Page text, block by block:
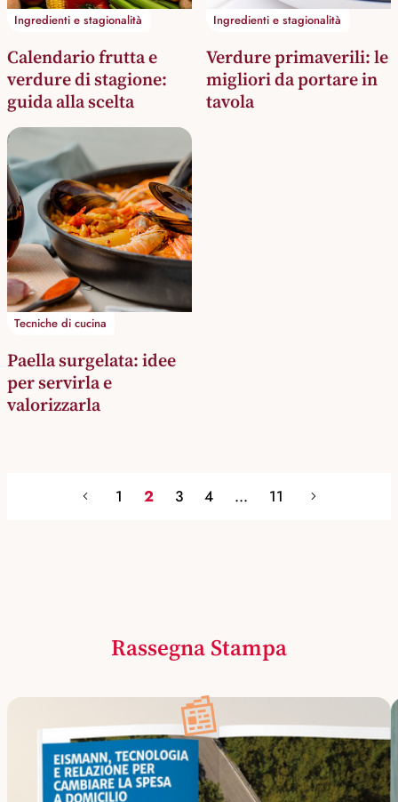
Ingredienti e stagionalità
Calendario frutta e
verdure di stagione:
guida alla scelta
Ingredienti e stagionalità
Verdure primaverili: le
migliori da portare in
tavola
Tecniche di cucina
Paella surgelata: idee
per servirla e
valorizzarla
1 2 3 4 ... 11
Rassegna Stampa
📰